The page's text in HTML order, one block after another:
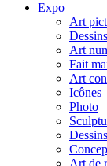
Expo
Art
Dessins
Art
Fait
Art
Icônes
Photo
Art de